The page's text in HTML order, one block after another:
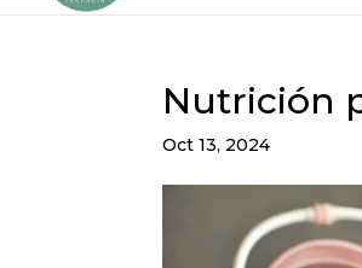
Nutrición
Oct 13, 2024